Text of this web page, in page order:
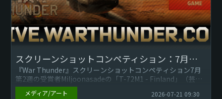
スクリーンショットコンペティション：7月第2週
『War Thunder』スクリーンショットコンペティション7月
第2週の受賞者Miljoonasadeの「T-72M1 - Finland」（芸術
部門） お寿司大将の「Artill...
メディア/アート 2026-07-21 09:30